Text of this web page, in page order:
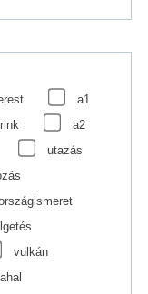
a1
a2
utazás
vulkán